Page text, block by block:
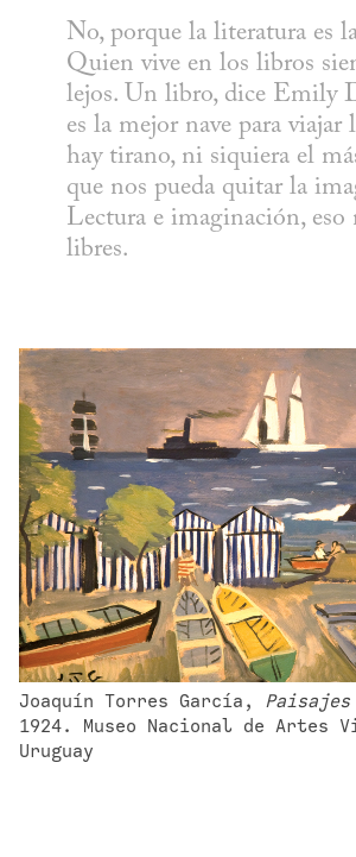
No, porque la literatura es
Quien vive en los libros
lejos. Un libro, dice Emily
es la mejor nave para viajar
hay tirano, ni siquiera el
que nos pueda quitar la
Lectura e imaginación, eso
libres.
Joaquín Torres García,
1924. Museo Nacional de Artes
Uruguay